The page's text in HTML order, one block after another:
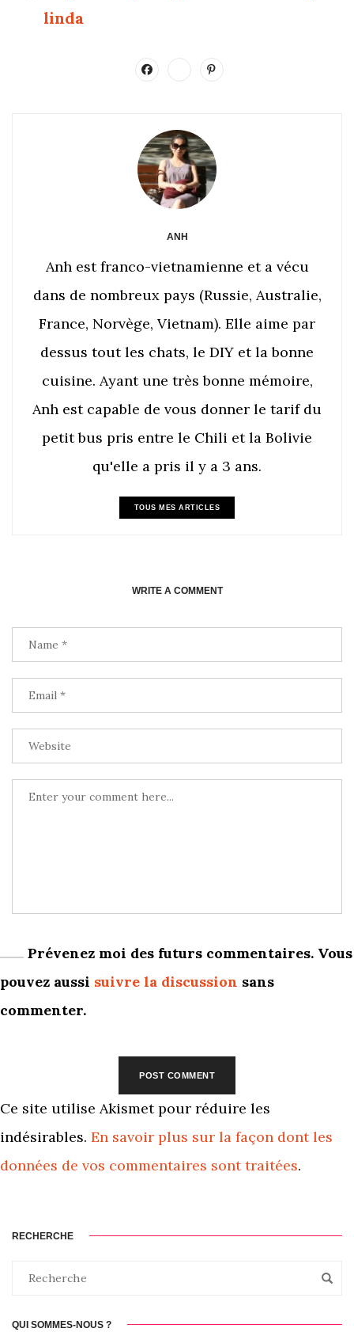
linda
ANH
Anh est franco-vietnamienne et a vécu
dans de nombreux pays (Russie, Australie,
France, Norvège, Vietnam). Elle aime par
dessus tout les chats, le DIY et la bonne
cuisine. Ayant une très bonne mémoire,
Anh est capable de vous donner le tarif du
petit bus pris entre le Chili et la Bolivie
qu'elle a pris il y a 3 ans.
TOUS MES ARTICLES
WRITE A COMMENT
Prévenez moi des futurs commentaires. Vous
pouvez aussi suivre la discussion sans
commenter.
Ce site utilise Akismet pour réduire les
indésirables. En savoir plus sur la façon dont les
données de vos commentaires sont traitées.
RECHERCHE
QUI SOMMES-NOUS ?